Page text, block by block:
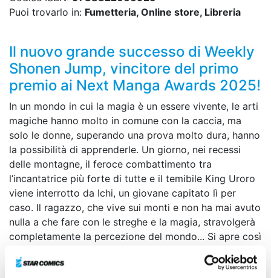
Puoi trovarlo in: Fumetteria, Online store, Libreria
Il nuovo grande successo di Weekly
Shonen Jump, vincitore del primo
premio ai Next Manga Awards 2025!
In un mondo in cui la magia è un essere vivente, le arti
magiche hanno molto in comune con la caccia, ma
solo le donne, superando una prova molto dura, hanno
la possibilità di apprenderle. Un giorno, nei recessi
delle montagne, il feroce combattimento tra
l’incantatrice più forte di tutte e il temibile King Uroro
viene interrotto da Ichi, un giovane capitato lì per
caso. Il ragazzo, che vive sui monti e non ha mai avuto
nulla a che fare con le streghe e la magia, stravolgerà
completamente la percezione del mondo... Si apre così
caccia e della magia!